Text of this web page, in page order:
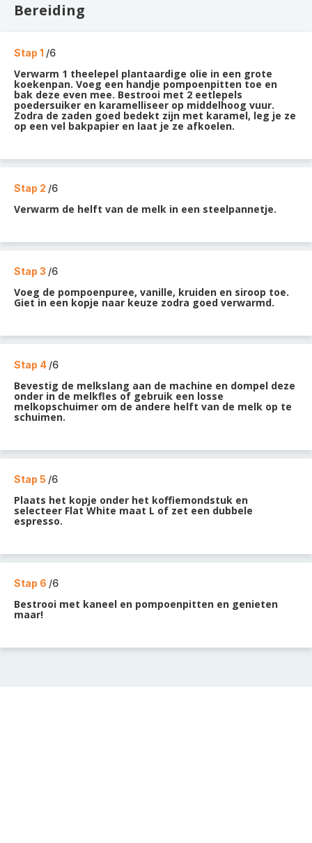
Bereiding
Stap 1 /6
Verwarm 1 theelepel plantaardige olie in een grote
koekenpan. Voeg een handje pompoenpitten toe en
bak deze even mee. Bestrooi met 2 eetlepels
poedersuiker en karamelliseer op middelhoog vuur.
Zodra de zaden goed bedekt zijn met karamel, leg je ze
op een vel bakpapier en laat je ze afkoelen.
Stap 2 /6
Verwarm de helft van de melk in een steelpannetje.
Stap 3 /6
Voeg de pompoenpuree, vanille, kruiden en siroop toe.
Giet in een kopje naar keuze zodra goed verwarmd.
Stap 4 /6
Bevestig de melkslang aan de machine en dompel deze
onder in de melkfles of gebruik een losse
melkopschuimer om de andere helft van de melk op te
schuimen.
Stap 5 /6
Plaats het kopje onder het koffiemondstuk en
selecteer Flat White maat L of zet een dubbele
espresso.
Stap 6 /6
Bestrooi met kaneel en pompoenpitten en genieten
maar!